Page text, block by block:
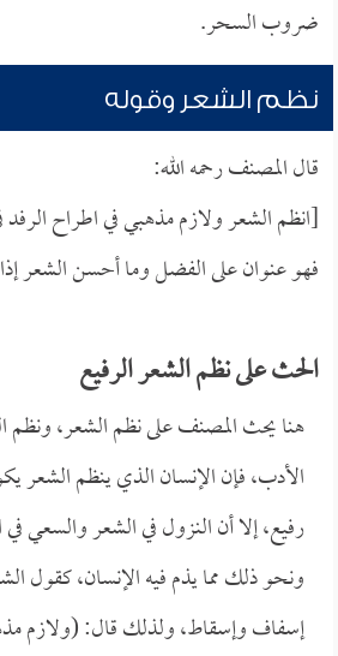
ضروب السحر.
نظم الشعر وقوله
قال المصنف رحمه الله:
[انظم الشعر ولازم مذهبي في اطراح الرفد
فهو عنوان على الفضل وما أحسن الشعر
الحث على نظم الشعر الرفيع
هنا يحث المصنف على نظم الشعر،
الأدب، فإن الإنسان الذي ينظم
رفيع، إلا أن النزول في الشعر والسعي في
ونحو ذلك مما يذم فيه الإنسان، كقول
إسفاف وإسقاط، ولذلك قال: (ولازم